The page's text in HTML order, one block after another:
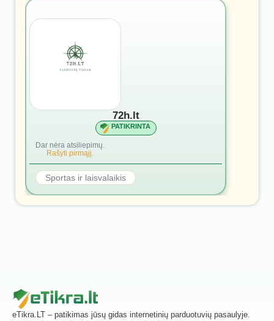
72h.lt
PATIKRINTA
Dar nėra atsiliepimų.
Rašyti pirmąjį.
Sportas ir laisvalaikis
eTikra.LT – patikimas jūsų gidas internetinių parduotuvių pasaulyje.